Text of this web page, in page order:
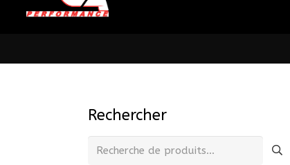
Rechercher
Recherche